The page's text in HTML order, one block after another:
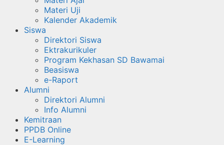
Materi Uji
Kalender Akademik
Siswa
Direktori Siswa
Ektrakurikuler
Program Kekhasan SD Bawamai
Beasiswa
e-Raport
Alumni
Direktori Alumni
Info Alumni
Kemitraan
PPDB Online
E-Learning